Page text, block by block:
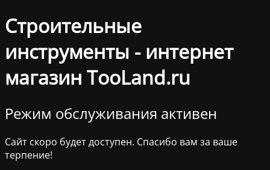
Строительные
инструменты - интернет
магазин TooLand.ru
Режим обслуживания активен
Сайт скоро будет доступен. Спасибо вам за ваше
терпение!